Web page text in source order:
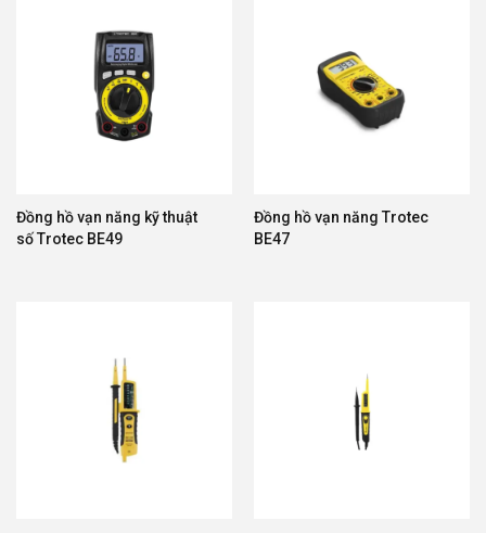
Đồng hồ vạn năng kỹ thuật
số Trotec BE49
Đồng hồ vạn năng Trotec
BE47